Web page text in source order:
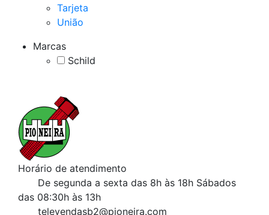
Tarjeta
União
Marcas
Schild
Horário de atendimento
De segunda a sexta das 8h às 18h Sábados
das 08:30h às 13h
televendasb2@pioneira.com